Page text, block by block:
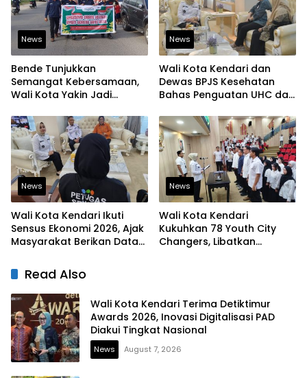
News
Bende Tunjukkan
Semangat Kebersamaan,
Wali Kota Yakin Jadi
Lain
News
Wali Kota Kendari dan
Dewas BPJS Kesehatan
Bahas Penguatan UHC dan
Kesehatan
News
Wali Kota Kendari Ikuti
Sensus Ekonomi 2026, Ajak
Masyarakat Berikan Data
News
Wali Kota Kendari
Kukuhkan 78 Youth City
Changers, Libatkan
Read Also
Wali Kota Kendari Terima Detiktimur
Awards 2026, Inovasi Digitalisasi PAD
Diakui Tingkat Nasional
News August 7, 2026